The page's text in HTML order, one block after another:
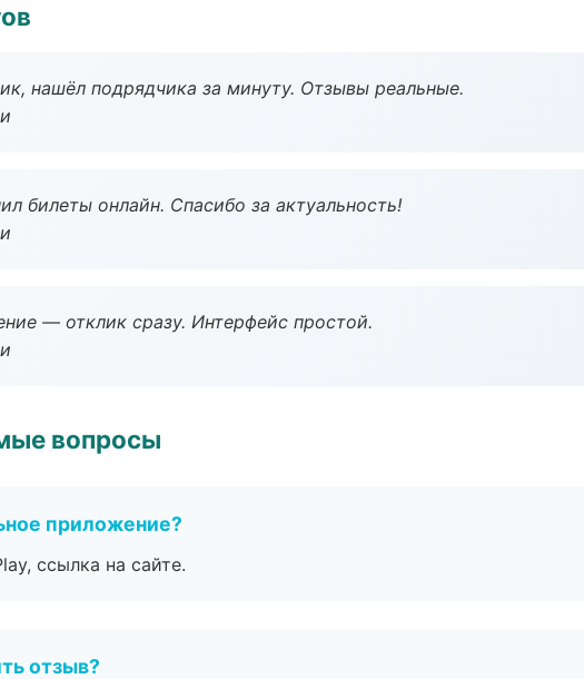
нашёл подрядчика за минуту. Отзывы реальные.
билеты онлайн. Спасибо за актуальность!
— отклик сразу. Интерфейс простой.
вопросы
приложение?
ссылка на сайте.
отзыв?